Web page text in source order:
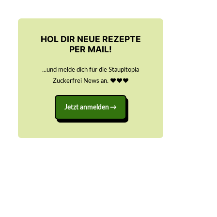
HOL DIR NEUE REZEPTE
PER MAIL!
...und melde dich für die Staupitopia
Zuckerfrei News an. ♥️♥️♥️
Jetzt anmelden